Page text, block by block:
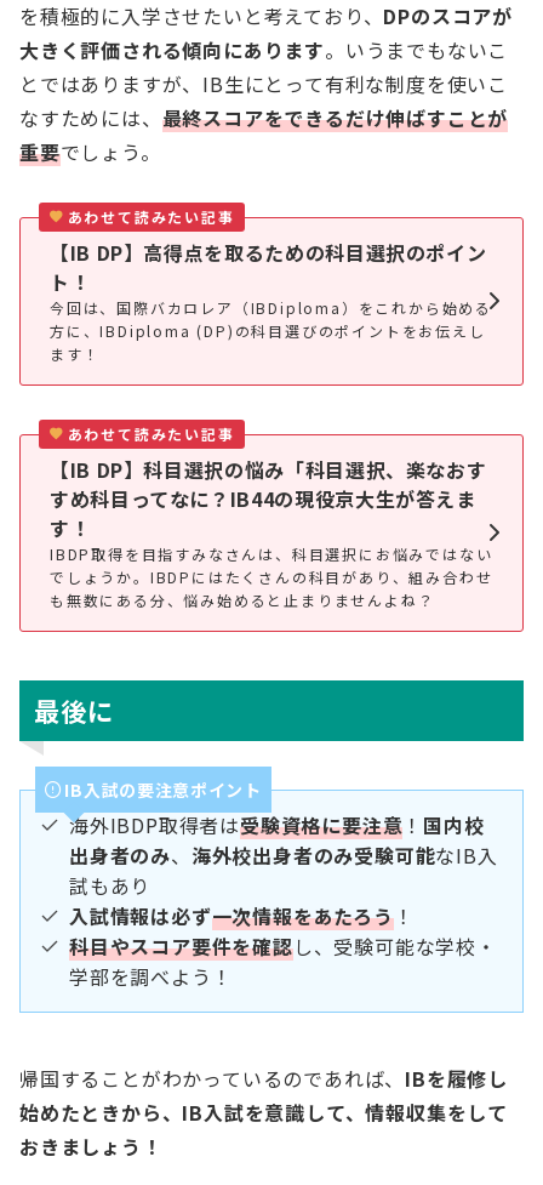
を積極的に入学させたいと考えており、 DPのスコアが
大きく評価される傾向にあります。いうまでもないこ
とではありますが、IB生にとって有利な制度を使いこ
なすためには、 最終スコアをできるだけ伸ばすことが
重要でしょう。
あわせて読みたい記事
【IB DP】高得点を取るための科目選択のポイン
ト！
今回は、国際バカロレア（IBDiploma）をこれから始める
方に、IBDiploma (DP)の科目選びのポイントをお伝えし
ます！
あわせて読みたい記事
【IB DP】科目選択の悩み「科目選択、楽なおす
すめ科目ってなに？IB44の現役京大生が答えま
す！
IBDP取得を目指すみなさんは、科目選択にお悩みではない
でしょうか。IBDPにはたくさんの科目があり、組み合わせ
も無数にある分、悩み始めると止まりませんよね？
最後に
IB入試の要注意ポイント
海外IBDP取得者は受験資格に要注意 ！ 国内校
出身者のみ、 海外校出身者のみ受験可能なIB入
試もあり
入試情報は必ず一次情報をあたろう！
科目やスコア要件を確認し、受験可能な学校・
学部を調べよう！
帰国することがわかっているのであれば、 IBを履修し
始めたときから、IB入試を意識して、情報収集をして
おきましょう！